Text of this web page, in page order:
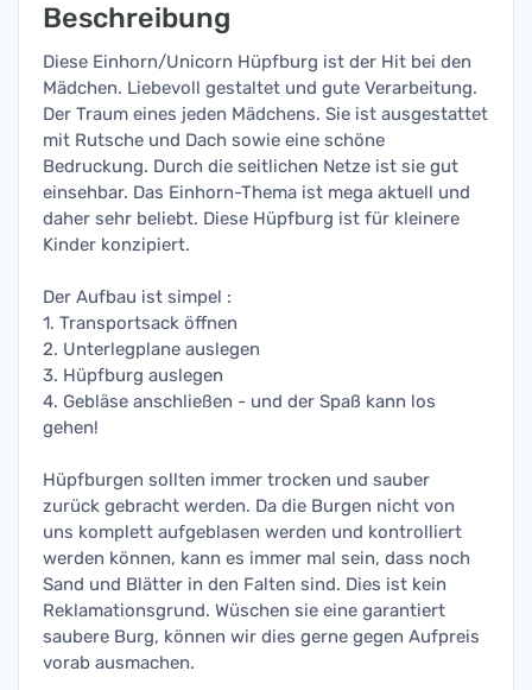
Beschreibung
Diese Einhorn/Unicorn Hüpfburg ist der Hit bei den
Mädchen. Liebevoll gestaltet und gute Verarbeitung.
Der Traum eines jeden Mädchens. Sie ist ausgestattet
mit Rutsche und Dach sowie eine schöne
Bedruckung. Durch die seitlichen Netze ist sie gut
einsehbar. Das Einhorn-Thema ist mega aktuell und
daher sehr beliebt. Diese Hüpfburg ist für kleinere
Kinder konzipiert.
Der Aufbau ist simpel :
1. Transportsack öffnen
2. Unterlegplane auslegen
3. Hüpfburg auslegen
4. Gebläse anschließen - und der Spaß kann los
gehen!
Hüpfburgen sollten immer trocken und sauber
zurück gebracht werden. Da die Burgen nicht von
uns komplett aufgeblasen werden und kontrolliert
werden können, kann es immer mal sein, dass noch
Sand und Blätter in den Falten sind. Dies ist kein
Reklamationsgrund. Wüschen sie eine garantiert
saubere Burg, können wir dies gerne gegen Aufpreis
vorab ausmachen.